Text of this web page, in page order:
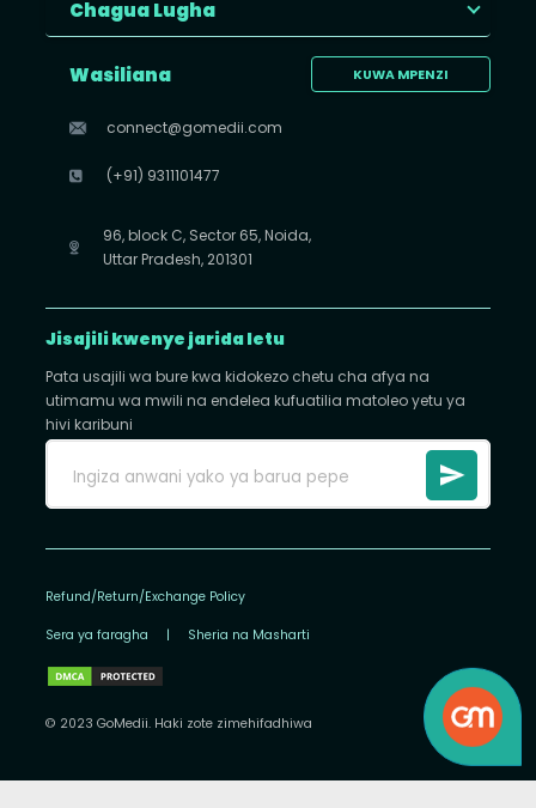
Chagua Lugha
KUWA MPENZI
Wasiliana
connect@gomedii.com
(+91) 9311101477
96, block C, Sector 65, Noida,
Uttar Pradesh, 201301
Jisajili kwenye jarida letu
Pata usajili wa bure kwa kidokezo chetu cha afya na
utimamu wa mwili na endelea kufuatilia matoleo yetu ya
hivi karibuni
Refund/Return/Exchange Policy
Sera ya faragha | Sheria na Masharti
© 2023 GoMedii. Haki zote zimehifadhiwa